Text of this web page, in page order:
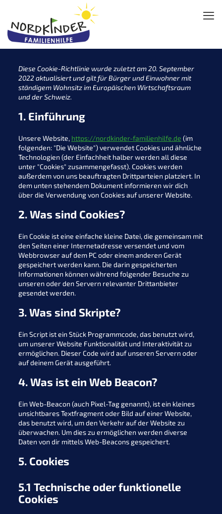
Diese Cookie-Richtlinie wurde zuletzt am 20. September
2022 aktualisiert und gilt für Bürger und Einwohner mit
ständigem Wohnsitz im Europäischen Wirtschaftsraum
und der Schweiz.
1. Einführung
Unsere Website, https://nordkinder-familienhilfe.de (im
folgenden: "Die Website") verwendet Cookies und ähnliche
Technologien (der Einfachheit halber werden all diese
unter "Cookies" zusammengefasst). Cookies werden
außerdem von uns beauftragten Drittparteien platziert. In
dem unten stehendem Dokument informieren wir dich
über die Verwendung von Cookies auf unserer Website.
2. Was sind Cookies?
Ein Cookie ist eine einfache kleine Datei, die gemeinsam mit
den Seiten einer Internetadresse versendet und vom
Webbrowser auf dem PC oder einem anderen Gerät
gespeichert werden kann. Die darin gespeicherten
Informationen können während folgender Besuche zu
unseren oder den Servern relevanter Drittanbieter
gesendet werden.
3. Was sind Skripte?
Ein Script ist ein Stück Programmcode, das benutzt wird,
um unserer Website Funktionalität und Interaktivität zu
ermöglichen. Dieser Code wird auf unseren Servern oder
auf deinem Gerät ausgeführt.
4. Was ist ein Web Beacon?
Ein Web-Beacon (auch Pixel-Tag genannt), ist ein kleines
unsichtbares Textfragment oder Bild auf einer Website,
das benutzt wird, um den Verkehr auf der Website zu
überwachen. Um dies zu ermöglichen werden diverse
Daten von dir mittels Web-Beacons gespeichert.
5. Cookies
5.1 Technische oder funktionelle
Cookies